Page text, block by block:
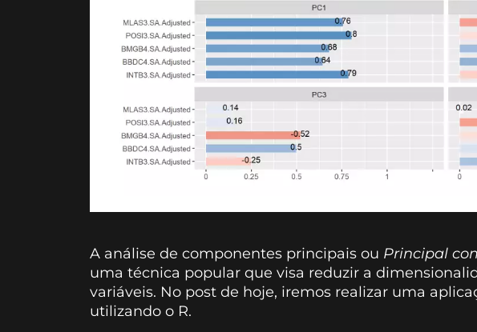
A análise de componentes principais ou Principal
uma técnica popular que visa reduzir a
variáveis. No post de hoje, iremos realizar uma
utilizando o R.